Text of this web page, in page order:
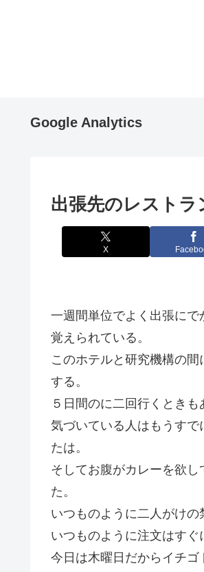
Google Analytics
出張先のレストラ
X
一週間単位でよく出張に
覚えられている。
このホテルと研究機構の
する。
５日間のに二回行くときも
気づいている人はもうすで
たは。
そしてお腹がカレーを欲
た。
いつものように二人がけの
いつものように注文はすぐ
今日は木曜日だからイチゴ